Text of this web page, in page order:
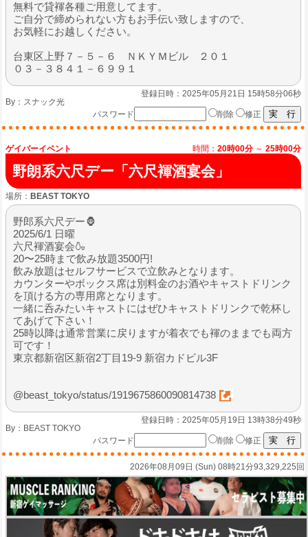
無料で貸褌各種ご用意してます。
ご自分で締められない方もお手伝い致しますので、
お気軽にお越しください。
台東区上野７－５－６ ＮＫＹＭビル ２０１
０３－３８４１－６９９１
登録日時：2025年05月21日 15時58分06秒
By： スナック光
パスワード
削除 修正
ゲイバーイベント 時間： 20時00分 ～ 25時00分
野朗系六尺デー「六尺褌酒宴会」
場所： BEAST TOKYO
野郎系六尺デー🦍
2025/6/1 日曜
六尺褌酒宴会🍶
20〜25時まで飲み放題3500円!
飲み放題はセルフサービスで立飲みとなります。
カウンターやボックス席は別料金のお酒やキャストドリンク
を頂ける方の専用席となります。
一緒に呑みたいキャストにはぜひキャストドリンクで乾杯し
てあげて下さい！
25時以降は通常営業に戻りますが着衣でも褌のままでも両方
可です！
東京都新宿区新宿2丁目19-9 新宿カドビル3F
@beast_tokyo/status/1919675860090814738
登録日時：2025年05月19日 13時38分49秒
By： BEAST TOKYO
パスワード
削除 修正
2026年08月09日 (Sun) 08時21分93,329,225回